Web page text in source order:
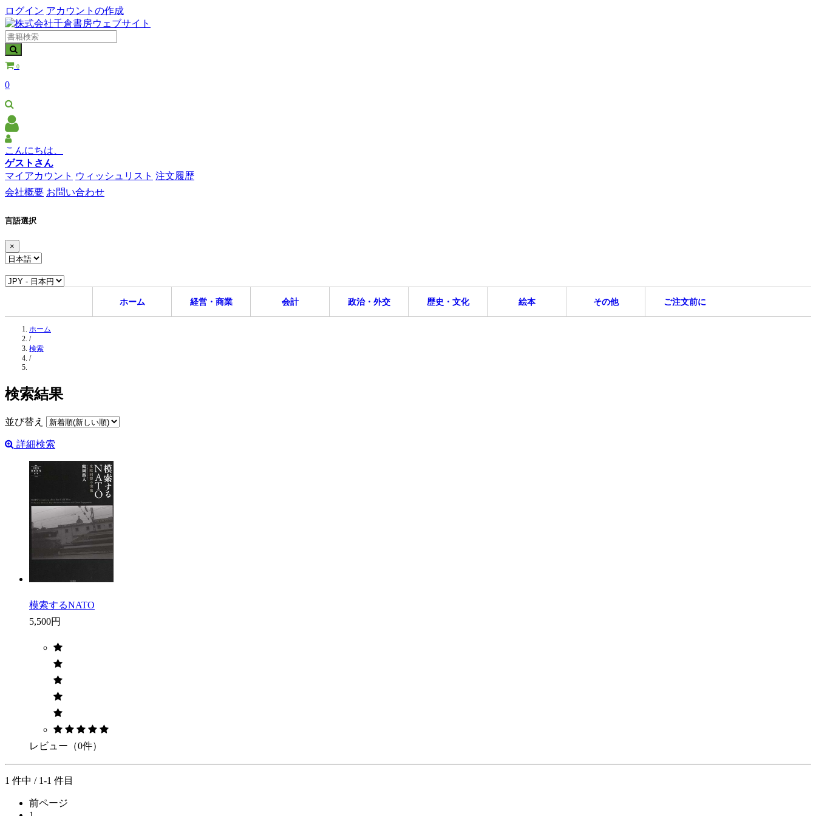
ログイン アカウントの作成
0
0
こんにちは、
ゲストさん
マイアカウント ウィッシュリスト 注文履歴
会社概要 お問い合わせ
言語選択
×
ホーム 経営・商業 会計 政治・外交 歴史・文化 絵本 その他 ご注文前に
ホーム
/
検索
/
検索結果
並び替え
詳細検索
模索するNATO
5,500円
レビュー（0件）
1 件中 / 1-1 件目
前ページ